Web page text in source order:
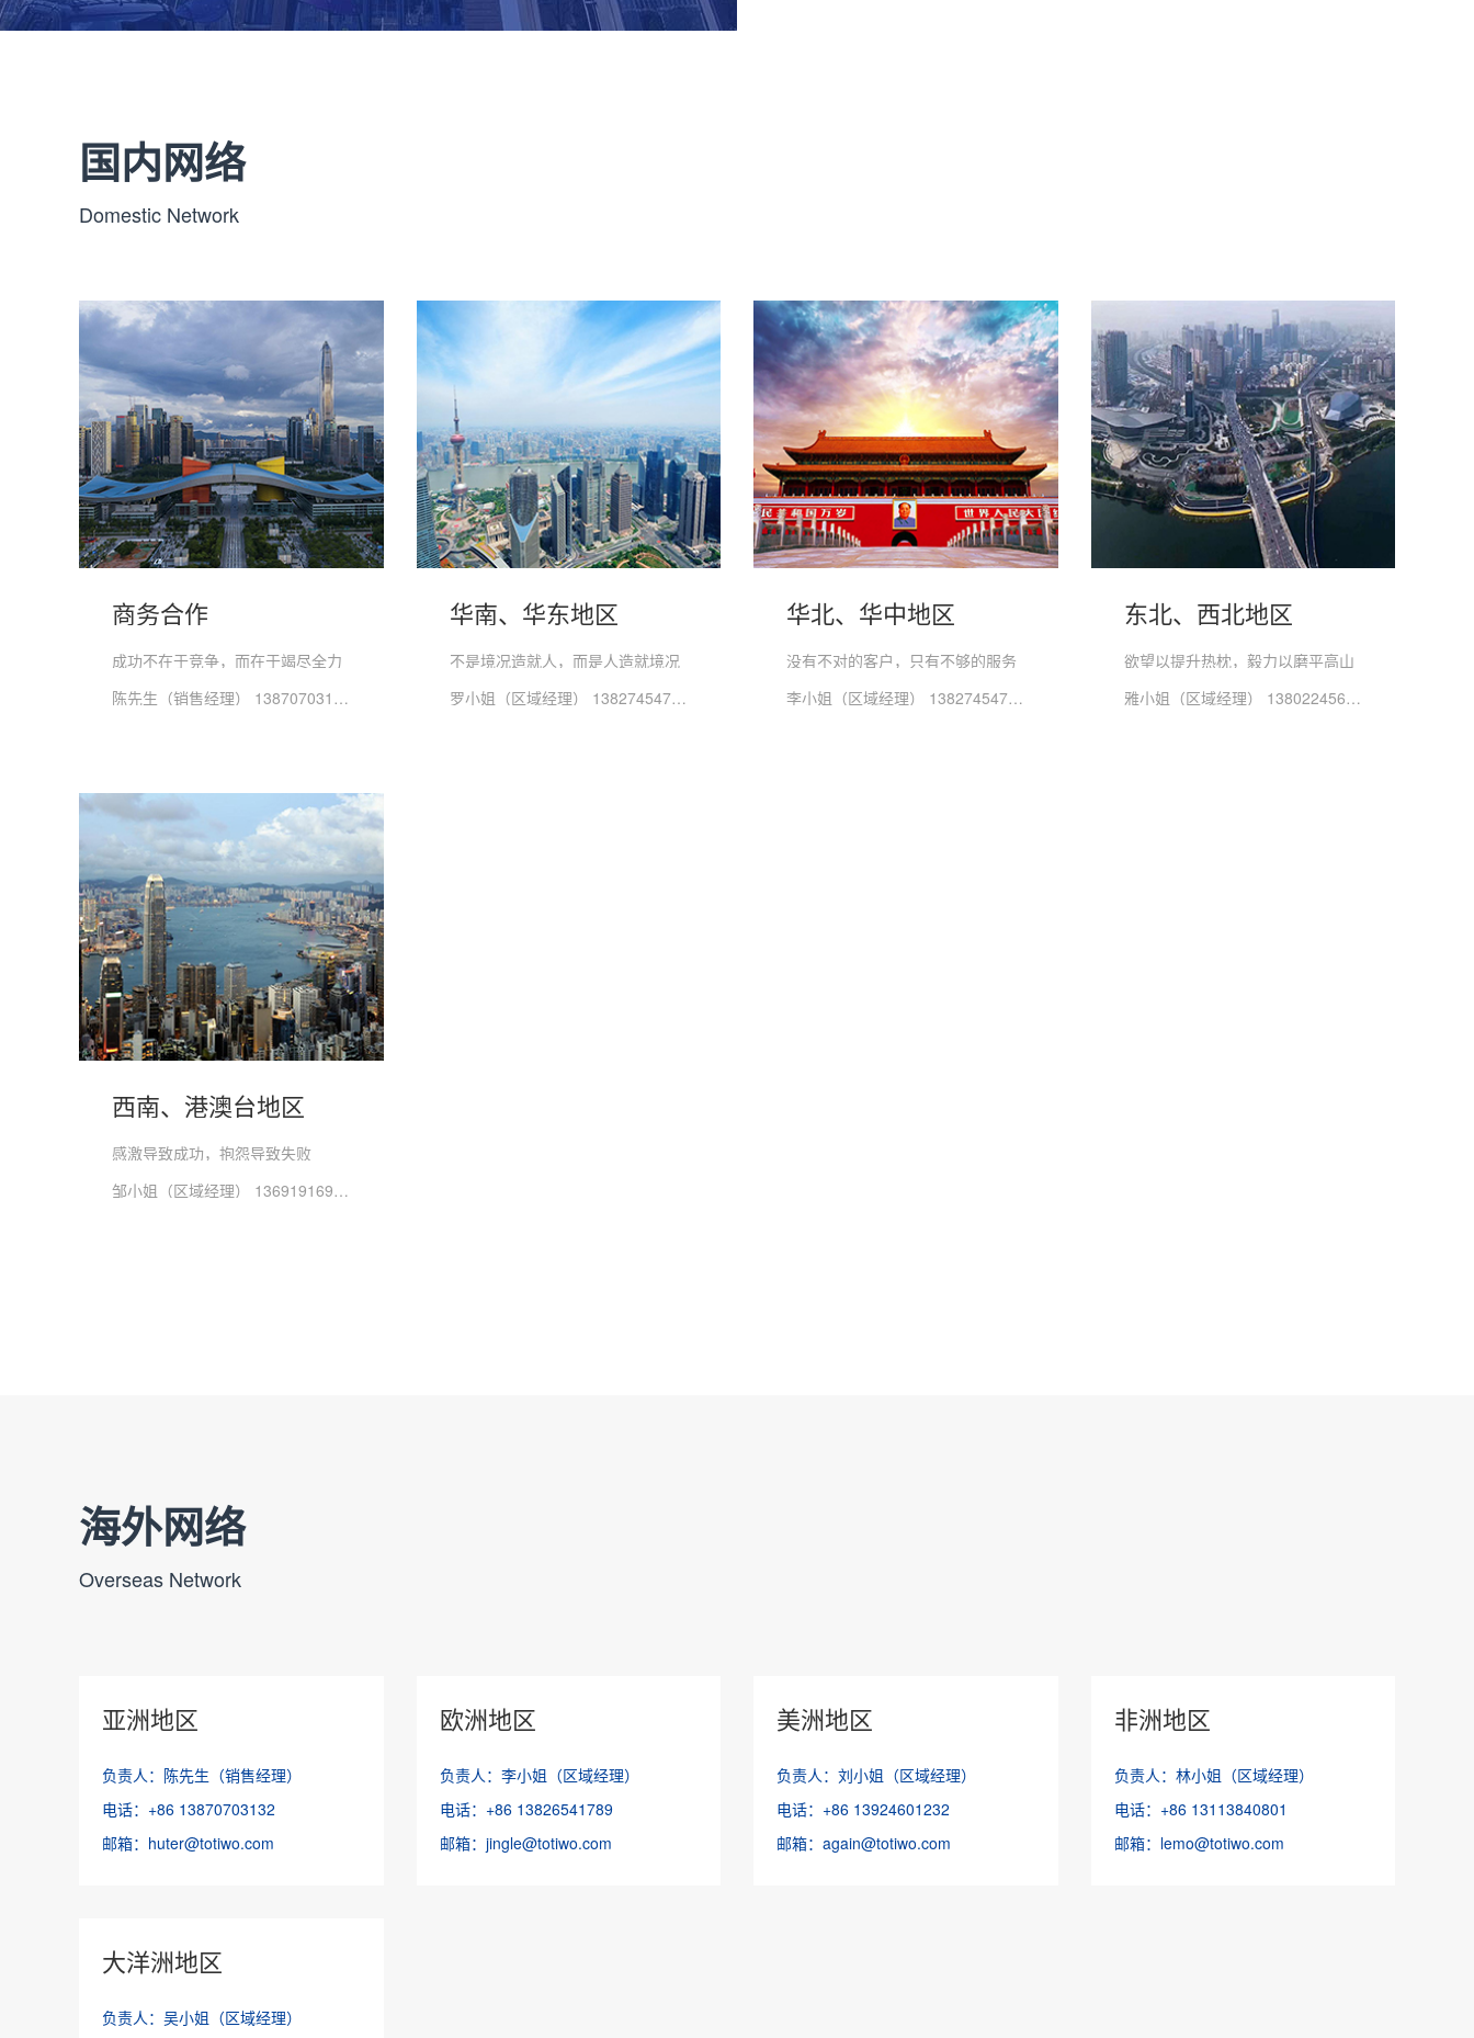
国内网络
Domestic Network
商务合作
成功不在于竞争，而在于竭尽全力
陈先生（销售经理） 13870703132
华南、华东地区
不是境况造就人，而是人造就境况
罗小姐（区域经理） 13827454771
华北、华中地区
没有不对的客户，只有不够的服务
李小姐（区域经理） 13827454772
东北、西北地区
欲望以提升热枕，毅力以磨平高山
雅小姐（区域经理） 13802245651
西南、港澳台地区
感激导致成功，抱怨导致失败
邹小姐（区域经理） 13691916994
海外网络
Overseas Network
亚洲地区
负责人：陈先生（销售经理）
电话：+86 13870703132
邮箱：huter@totiwo.com
欧洲地区
负责人：李小姐（区域经理）
电话：+86 13826541789
邮箱：jingle@totiwo.com
美洲地区
负责人：刘小姐（区域经理）
电话：+86 13924601232
邮箱：again@totiwo.com
非洲地区
负责人：林小姐（区域经理）
电话：+86 13113840801
邮箱：lemo@totiwo.com
大洋洲地区
负责人：吴小姐（区域经理）